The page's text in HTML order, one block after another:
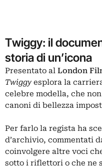
Twiggy: il
storia di un’icona
Presentato al London
Twiggy esplora la
celebre modella, che
canoni di bellezza
Per farlo la regista ha
d’archivio, commentati
coinvolgere altre voci
sotto i riflettori o che ne